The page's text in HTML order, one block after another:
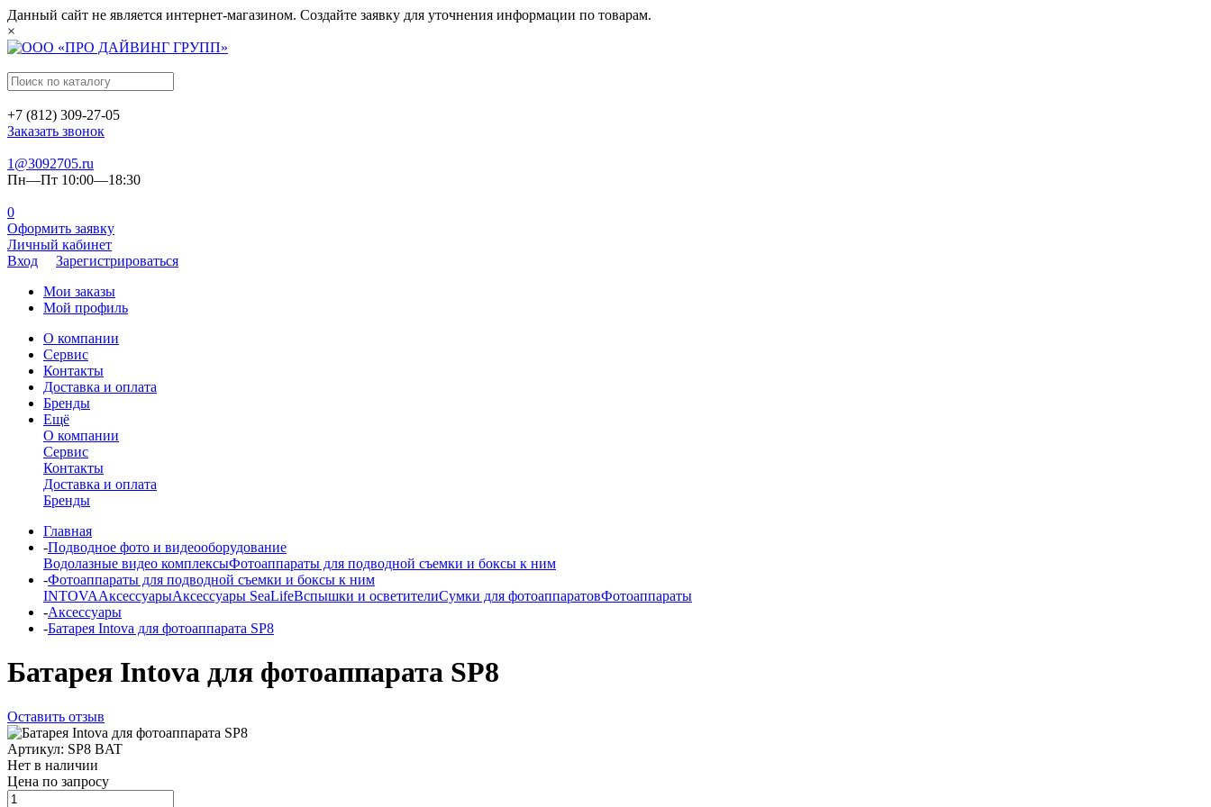
Данный сайт не является интернет-магазином. Создайте заявку для уточнения информации по товарам.
×
+7 (812) 309-27-05
Заказать звонок
1@3092705.ru
Пн—Пт 10:00—18:30
0
Оформить заявку
Личный кабинет
Вход
Зарегистрироваться
Мои заказы
Мой профиль
О компании
Сервис
Контакты
Доставка и оплата
Бренды
Ещё
О компании
Сервис
Контакты
Доставка и оплата
Бренды
Главная
-Подводное фото и видеооборудование
Водолазные видео комплексыФотоаппараты для подводной съемки и боксы к ним
-Фотоаппараты для подводной съемки и боксы к ним
INTOVAАксессуарыАксессуары SeaLifeВспышки и осветителиСумки для фотоаппаратовФотоаппараты
-Аксессуары
-Батарея Intova для фотоаппарата SP8
Батарея Intova для фотоаппарата SP8
Оставить отзыв
Артикул: SP8 BAT
Нет в наличии
Цена по запросу